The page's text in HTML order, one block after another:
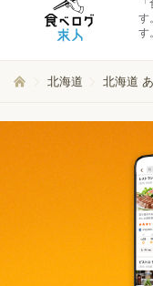
す
す。
北海道 北海道